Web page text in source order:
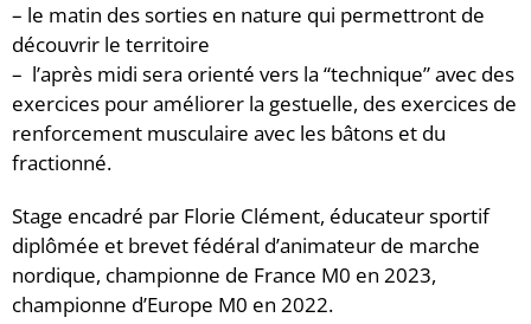
– le matin des sorties en nature qui permettront de
découvrir le territoire
– l’après midi sera orienté vers la “technique” avec des
exercices pour améliorer la gestuelle, des exercices de
renforcement musculaire avec les bâtons et du
fractionné.
Stage encadré par Florie Clément, éducateur sportif
diplômée et brevet fédéral d’animateur de marche
nordique, championne de France M0 en 2023,
championne d’Europe M0 en 2022.